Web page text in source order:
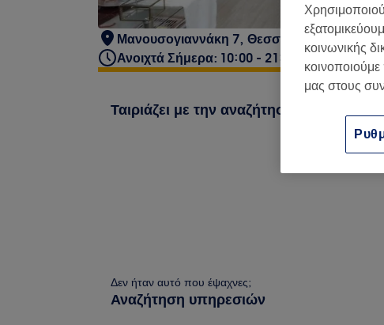
Μανουσογιαννάκη 7, Θεσσαλονίκη 546 21,
Ανοιχτά Σήμερα: 10:00 - 21:00
Ταιριάζει με την αναζήτησή σου
Δεν ήταν αυτό που έψαχνες;
Αναζήτηση υπηρεσιών
κοινωνικής
μας στους